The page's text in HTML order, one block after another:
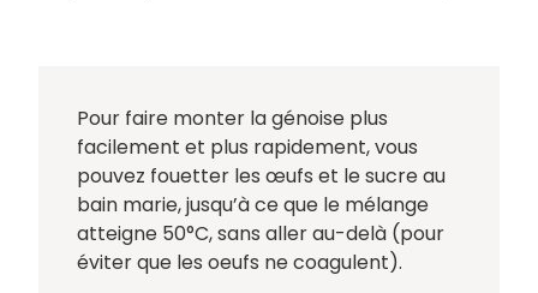
Pour faire monter la génoise plus
facilement et plus rapidement, vous
pouvez fouetter les œufs et le sucre au
bain marie, jusqu’à ce que le mélange
atteigne 50°C, sans aller au-delà (pour
éviter que les oeufs ne coagulent).